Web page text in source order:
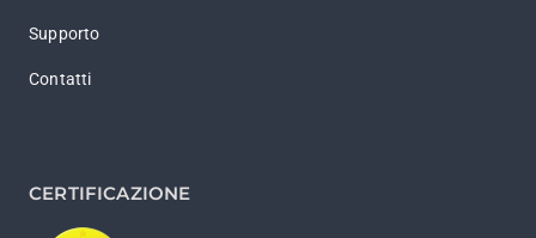
Supporto
Contatti
CERTIFICAZIONE